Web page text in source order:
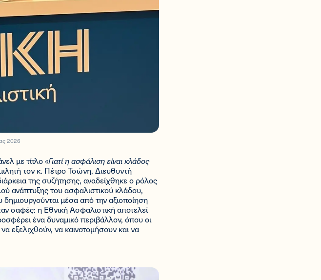
2026
με τίτλο «Γιατί η ασφάλιση είναι κλάδος
τον κ. Πέτρο Τσώνη, Διευθυντή
της συζήτησης, αναδείχθηκε ο ρόλος
ανάπτυξης του ασφαλιστικού κλάδου,
μέσα από την αξιοποίηση
σαφές: η Εθνική Ασφαλιστική αποτελεί
ένα δυναμικό περιβάλλον, όπου οι
εξελιχθούν, να καινοτομήσουν και να